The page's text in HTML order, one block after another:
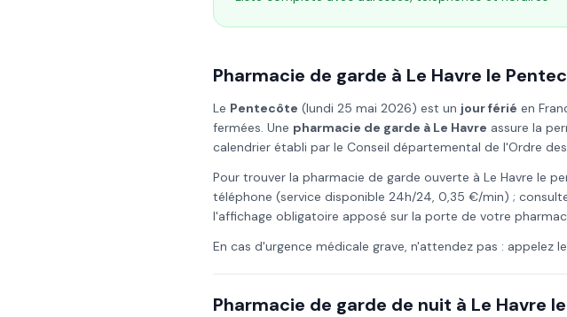
Pharmacie de garde à Le Havre le
Le Pentecôte (lundi 25 mai 2026) est un jour férié en
fermées. Une pharmacie de garde à Le Havre assure la
calendrier établi par le Conseil départemental de l'Ordre
Pour trouver la pharmacie de garde ouverte à Le Havre le
téléphone (service disponible 24h/24, 0,35 €/min) ;
l'affichage obligatoire apposé sur la porte de votre
En cas d'urgence médicale grave, n'attendez pas : appelez le
Pharmacie de garde de nuit à Le Havre le